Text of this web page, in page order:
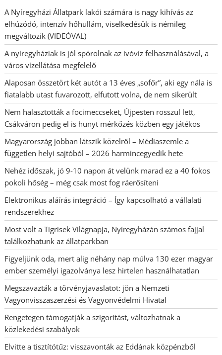
A Nyíregyházi Állatpark lakói számára is nagy kihívás az
elhúzódó, intenzív hőhullám, viselkedésük is némileg
megváltozik (VIDEÓVAL)
A nyíregyháziak is jól spórolnak az ivóvíz felhasználásával, a
város vízellátása megfelelő
Alaposan összetört két autót a 13 éves „sofőr”, aki egy nála is
fiatalabb utast fuvarozott, elfutott volna, de nem sikerült
Nem halasztották a focimeccseket, Újpesten rosszul lett,
Csákváron pedig el is hunyt mérkőzés közben egy játékos
Magyarország jobban látszik közelről – Médiaszemle a
független helyi sajtóból – 2026 harmincegyedik hete
Nehéz időszak, jó 9-10 napon át velünk marad ez a 40 fokos
pokoli hőség – még csak most fog ráerősíteni
Elektronikus aláírás integráció – Így kapcsolható a vállalati
rendszerekhez
Most volt a Tigrisek Világnapja, Nyíregyházán számos fajjal
találkozhatunk az állatparkban
Figyeljünk oda, mert alig néhány nap múlva 130 ezer magyar
ember személyi igazolványa lesz hirtelen használhatatlan
Megszavazták a törvényjavaslatot: jön a Nemzeti
Vagyonvisszaszerzési és Vagyonvédelmi Hivatal
Rengetegen támogatják a szigorítást, változhatnak a
közlekedési szabályok
Elvitte a tisztítótűz: visszavonták az Eddának közpénzből